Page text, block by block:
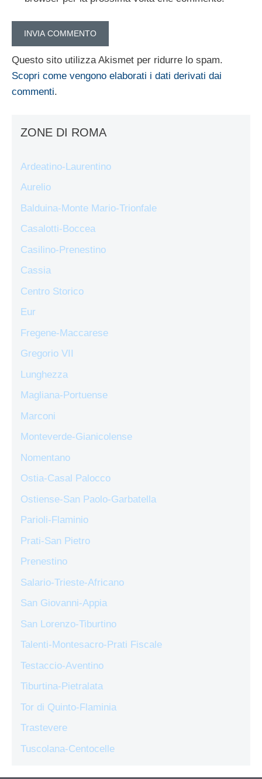
Questo sito utilizza Akismet per ridurre lo spam.
Scopri come vengono elaborati i dati derivati dai
commenti.
ZONE DI ROMA
Ardeatino-Laurentino
Aurelio
Balduina-Monte Mario-Trionfale
Casalotti-Boccea
Casilino-Prenestino
Cassia
Centro Storico
Eur
Fregene-Maccarese
Gregorio VII
Lunghezza
Magliana-Portuense
Marconi
Monteverde-Gianicolense
Nomentano
Ostia-Casal Palocco
Ostiense-San Paolo-Garbatella
Parioli-Flaminio
Prati-San Pietro
Prenestino
Salario-Trieste-Africano
San Giovanni-Appia
San Lorenzo-Tiburtino
Talenti-Montesacro-Prati Fiscale
Testaccio-Aventino
Tiburtina-Pietralata
Tor di Quinto-Flaminia
Trastevere
Tuscolana-Centocelle